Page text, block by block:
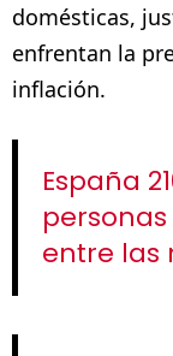
domésticas,
enfrentan la
inflación.
España
entre las